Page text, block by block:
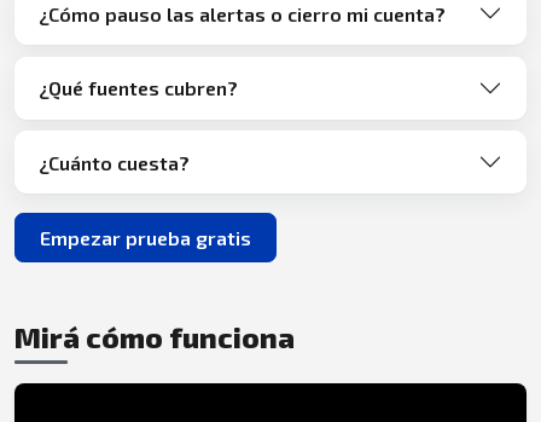
¿Cómo pauso las alertas o cierro mi cuenta?
¿Qué fuentes cubren?
¿Cuánto cuesta?
Empezar prueba gratis
Mirá cómo funciona